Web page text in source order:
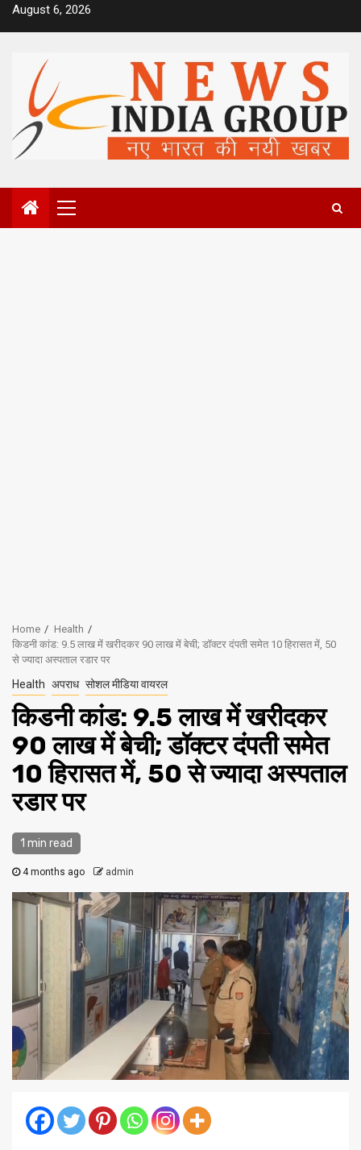
SkipAugust 6, 2026
Primary
Menu
Home
Health
किडनी कांड: 9.5 लाख में खरीदकर 90 लाख में बेची; डॉक्टर दंपती समेत 10 हिरासत में, 50
से ज्यादा अस्पताल रडार पर
Health अपराध सोशल मीडिया वायरल
किडनी कांड: 9.5 लाख में खरीदकर
90 लाख में बेची; डॉक्टर दंपती समेत
10 हिरासत में, 50 से ज्यादा अस्पताल
रडार पर
1 min read
4 months ago admin